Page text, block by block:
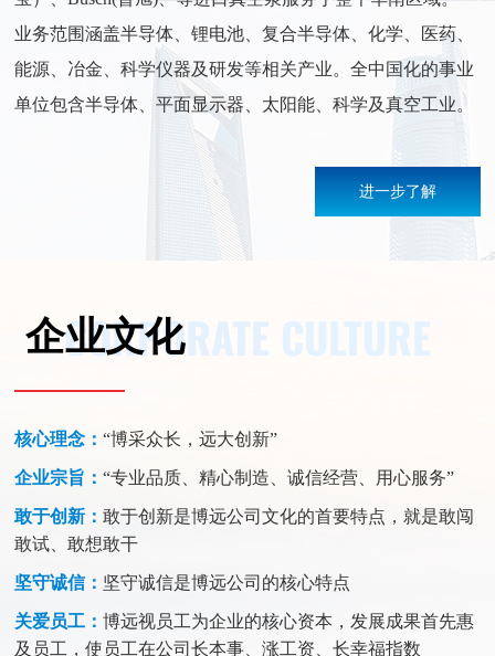
业务范围涵盖半导体、锂电池、复合半导体、化学、医药、
能源、冶金、科学仪器及研发等相关产业。全中国化的事业
单位包含半导体、平面显示器、太阳能、科学及真空工业。
进一步了解
企业文化
CORPORATE CULTURE
核心理念：“博采众长，远大创新”
企业宗旨：“专业品质、精心制造、诚信经营、用心服务”
敢于创新：敢于创新是博远公司文化的首要特点，就是敢闯
敢试、敢想敢干
坚守诚信： 坚守诚信是博远公司的核心特点
关爱员工：博远视员工为企业的核心资本，发展成果首先惠
及员工，使员工在公司长本事、涨工资、长幸福指数